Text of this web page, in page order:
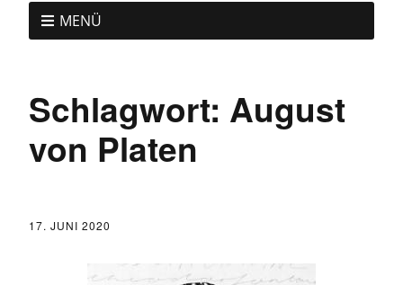
MENÜ
Schlagwort: August
von Platen
17. JUNI 2020